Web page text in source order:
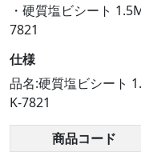
・硬質塩ビシート
7821
仕様
品名:硬質塩ビシート
K-7821
商品コード